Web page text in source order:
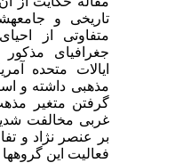
تاریخی و
متفاوتی از
جغرافیای مذکور
ایالات متحده
مذهبی داشته و
گرفتن متغیر
غربی مخالفت شدید
بر عنصر نژاد و
فعالیت این